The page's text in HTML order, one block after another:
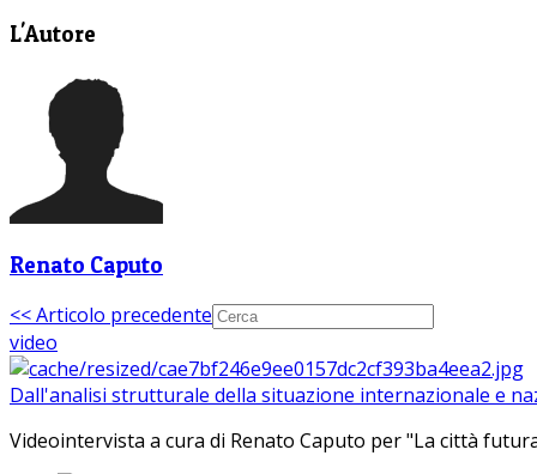
L'Autore
Renato Caputo
<< Articolo precedente
video
Dall'analisi strutturale della situazione internazionale e
Videointervista a cura di Renato Caputo per "La città